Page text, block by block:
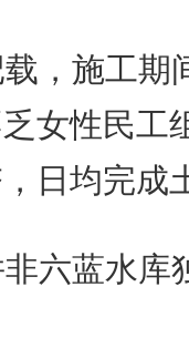
，施工期
女性民工
日均完成
六蓝水库